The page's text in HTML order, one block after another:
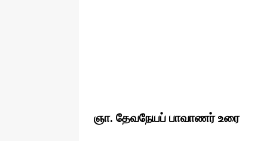
ஞா. தேவநேயப் பாவாணர் உரை